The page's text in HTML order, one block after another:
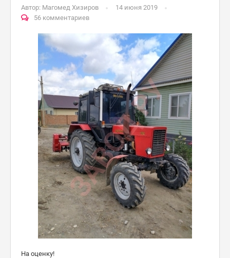
Автор: Магомед Хизиров
14 июня 2019
56 комментариев
На оценку!